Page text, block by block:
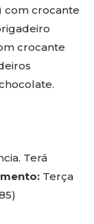
com crocante
crocante
Terá
Terça